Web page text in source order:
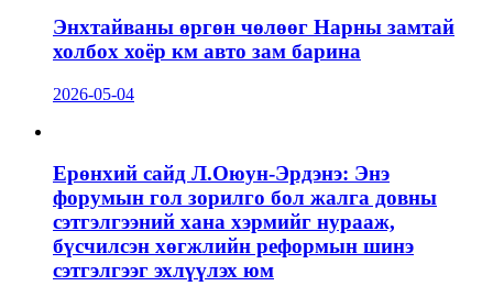
Энхтайваны өргөн чөлөөг Нарны замтай
холбох хоёр км авто зам барина
2026-05-04
Ерөнхий сайд Л.Оюун-Эрдэнэ: Энэ
форумын гол зорилго бол жалга довны
сэтгэлгээний хана хэрмийг нурааж,
бүсчилсэн хөгжлийн реформын шинэ
сэтгэлгээг эхлүүлэх юм